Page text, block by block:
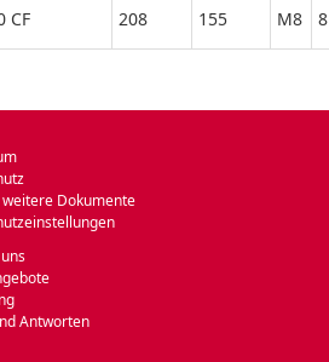
CF 208 155 M8 8
weitere Dokumente
Antworten